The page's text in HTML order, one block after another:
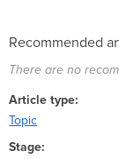
Recommended
There are no
Article type
Topic
Stage